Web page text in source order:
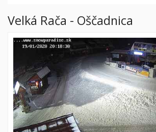
Velká Rača - Oščadnica